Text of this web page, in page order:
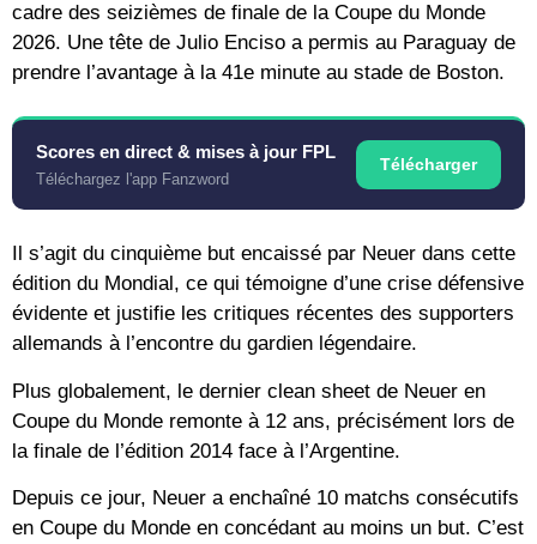
cadre des seizièmes de finale de la Coupe du Monde
2026. Une tête de Julio Enciso a permis au Paraguay de
prendre l’avantage à la 41e minute au stade de Boston.
Scores en direct & mises à jour FPL
Téléchargez l'app Fanzword
Télécharger
Il s’agit du cinquième but encaissé par Neuer dans cette
édition du Mondial, ce qui témoigne d’une crise défensive
évidente et justifie les critiques récentes des supporters
allemands à l’encontre du gardien légendaire.
Plus globalement, le dernier clean sheet de Neuer en
Coupe du Monde remonte à 12 ans, précisément lors de
la finale de l’édition 2014 face à l’Argentine.
Depuis ce jour, Neuer a enchaîné 10 matchs consécutifs
en Coupe du Monde en concédant au moins un but. C’est